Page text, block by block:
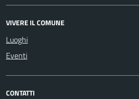
VIVERE IL COMUNE
Luoghi
Eventi
CONTATTI